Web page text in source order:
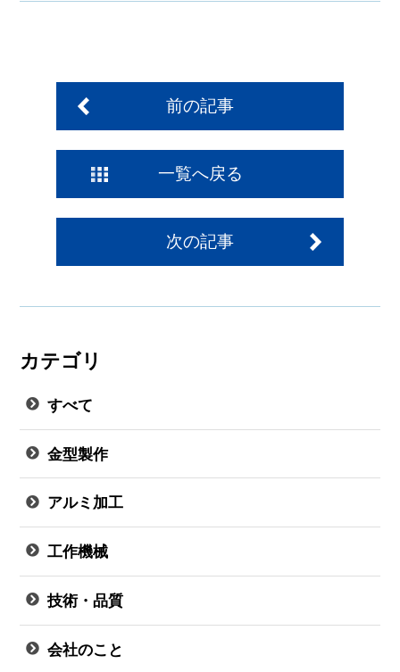
前の記事
一覧へ戻る
次の記事
カテゴリ
すべて
金型製作
アルミ加工
工作機械
技術・品質
会社のこと